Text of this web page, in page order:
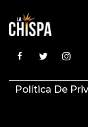
Política De